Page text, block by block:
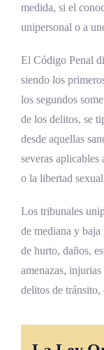
medida, si el
unipersonal o a
El Código Penal
siendo los
los segundos
de los delitos, se
desde aquellas
severas
o la libertad
Los tribunales
de mediana y baja
de hurto, daños,
amenazas,
delitos de tránsito,